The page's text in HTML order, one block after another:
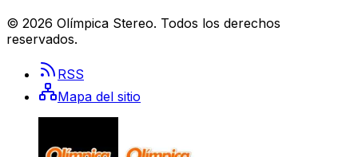
© 2026 Olímpica Stereo. Todos los derechos
reservados.
RSS
Mapa del sitio